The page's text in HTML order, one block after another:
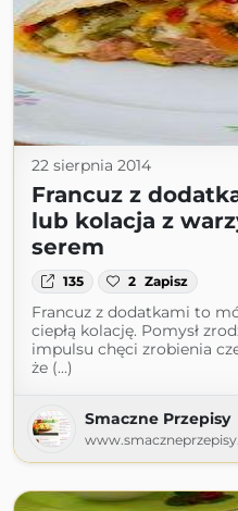
22 sierpnia 2014
Francuz z
lub kolacja z
serem
135 2 Zapisz
Francuz z dodatkami to
ciepłą kolację. Pomysł
impulsu chęci zrobienia
że (...)
Smaczne Przepisy